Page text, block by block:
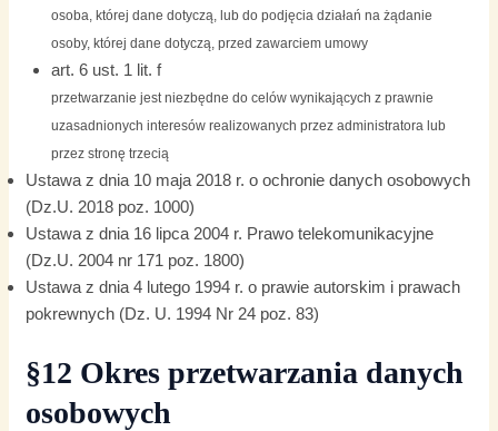
osoba, której dane dotyczą, lub do podjęcia działań na żądanie
osoby, której dane dotyczą, przed zawarciem umowy
art. 6 ust. 1 lit. f
przetwarzanie jest niezbędne do celów wynikających z prawnie
uzasadnionych interesów realizowanych przez administratora lub
przez stronę trzecią
Ustawa z dnia 10 maja 2018 r. o ochronie danych osobowych
(Dz.U. 2018 poz. 1000)
Ustawa z dnia 16 lipca 2004 r. Prawo telekomunikacyjne
(Dz.U. 2004 nr 171 poz. 1800)
Ustawa z dnia 4 lutego 1994 r. o prawie autorskim i prawach
pokrewnych (Dz. U. 1994 Nr 24 poz. 83)
§12 Okres przetwarzania danych
osobowych